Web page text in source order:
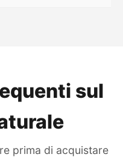
sul
prima di acquistare